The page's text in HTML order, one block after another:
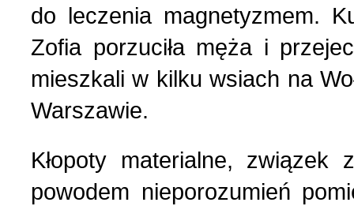
do leczenia magnetyzmem.
Zofia porzuciła męża i
mieszkali w kilku wsiach na
Warszawie.
Kłopoty materialne, związek
powodem nieporozumień